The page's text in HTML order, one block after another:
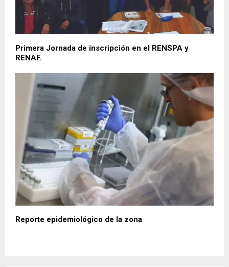
Primera Jornada de inscripción en el RENSPA y
RENAF.
Reporte epidemiológico de la zona